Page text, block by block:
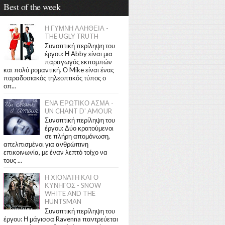
Best of the week
Η ΓΥΜΝΗ ΑΛΗΘΕΙΑ -
THE UGLY TRUTH
Συνοπτική περίληψη του
έργου: Η Abby είναι μια
παραγωγός εκπομπών
και πολύ ρομαντική. Ο Mike είναι ένας
παραδοσιακός τηλεοπτικός τύπος ο
οπ...
ΕΝΑ ΕΡΩΤΙΚΟ ΑΣΜΑ -
UN CHANT D' AMOUR
Συνοπτική περίληψη του
έργου: Δύο κρατούμενοι
σε πλήρη απομόνωση,
απελπισμένοι για ανθρώπινη
επικοινωνία, με έναν λεπτό τοίχο να
τους ...
Η ΧΙΟΝΑΤΗ ΚΑΙ Ο
ΚΥΝΗΓΟΣ - SNOW
WHITE AND THE
HUNTSMAN
Συνοπτική περίληψη του
έργου: Η μάγισσα Ravenna παντρεύεται